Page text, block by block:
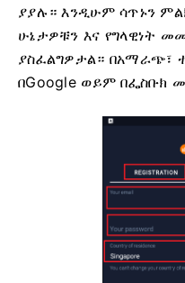
ያያሉ። እንዲሁም ሳጥኑን
ሁኔታዎቹን እና የግላዊነት
ያስፈልግዎታል። በአማራጭ፣
በGoogle ወይም በፌስቡክ